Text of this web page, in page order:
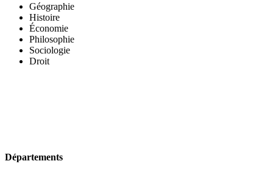
Géographie
Histoire
Économie
Philosophie
Sociologie
Droit
Départements